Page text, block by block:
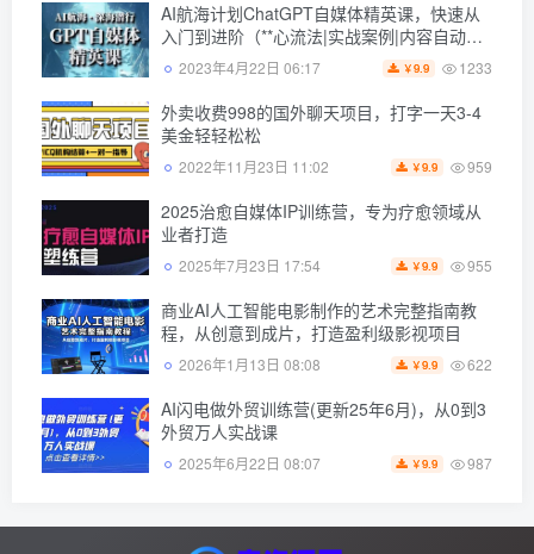
AI航海计划ChatGPT自媒体精英课，快速从
入门到进阶（**心流法|实战案例|内容自动
化）
2023年4月22日 06:17 ￥9.9 1233
外卖收费998的国外聊天项目，打字一天3-4
美金轻轻松松
2022年11月23日 11:02 ￥9.9 959
2025治愈自媒体IP训练营，专为疗愈领域从
业者打造
2025年7月23日 17:54 ￥9.9 955
商业AI人工智能电影制作的艺术完整指南教
程，从创意到成片，打造盈利级影视项目
2026年1月13日 08:08 ￥9.9 622
AI闪电做外贸训练营(更新25年6月)，从0到3
外贸万人实战课
2025年6月22日 08:07 ￥9.9 987